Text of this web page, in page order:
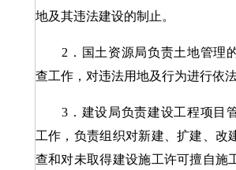
地及其违法建设的制止。
2．国土资源局负责土地管理
查工作，对违法用地及行为进行依法
3．建设局负责建设工程项目
工作，负责组织对新建、扩建、改
查和对未取得建设施工许可擅自施